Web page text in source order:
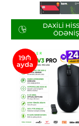
DAXILI
ÖDƏNIŞ
19₼
ayda